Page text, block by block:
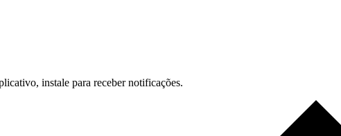
instale para receber notificações.